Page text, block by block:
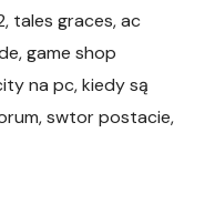
tales graces, ac
game shop
na pc, kiedy są
swtor postacie,